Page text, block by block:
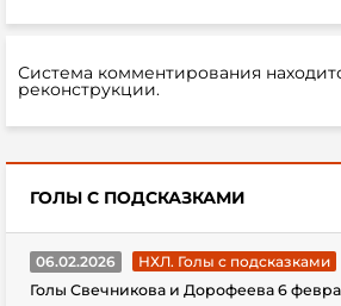
Система комментирования
реконструкции.
ГОЛЫ С ПОДСКАЗКАМИ
06.02.2026
НХЛ. Голы с подсказками
Голы Свечникова и Дорофеева 6